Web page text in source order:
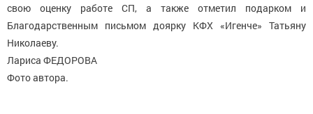
свою оценку работе СП, а также отметил подарком и
Благодарственным письмом доярку КФХ «Игенче» Татьяну
Николаеву.
Лариса ФЕДОРОВА
Фото автора.